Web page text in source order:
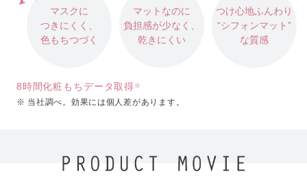
マスクに
つきにくく、
色もちつづく
マットなのに
負担感が少なく、
乾きにくい
つけ心地ふんわり
“シフォンマット”
な質感
8時間化粧もちデータ取得 ※
※ 当社調べ。効果には個人差があります。